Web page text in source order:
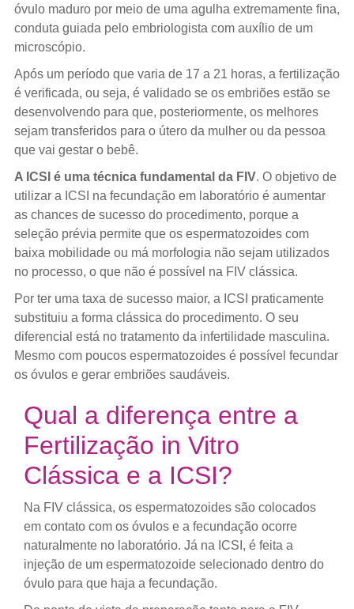
óvulo maduro por meio de uma agulha extremamente fina,
conduta guiada pelo embriologista com auxílio de um
microscópio.
Após um período que varia de 17 a 21 horas, a fertilização
é verificada, ou seja, é validado se os embriões estão se
desenvolvendo para que, posteriormente, os melhores
sejam transferidos para o útero da mulher ou da pessoa
que vai gestar o bebê.
A ICSI é uma técnica fundamental da FIV. O objetivo de
utilizar a ICSI na fecundação em laboratório é aumentar
as chances de sucesso do procedimento, porque a
seleção prévia permite que os espermatozoides com
baixa mobilidade ou má morfologia não sejam utilizados
no processo, o que não é possível na FIV clássica.
Por ter uma taxa de sucesso maior, a ICSI praticamente
substituiu a forma clássica do procedimento. O seu
diferencial está no tratamento da infertilidade masculina.
Mesmo com poucos espermatozoides é possível fecundar
os óvulos e gerar embriões saudáveis.
Qual a diferença entre a
Fertilização in Vitro
Clássica e a ICSI?
Na FIV clássica, os espermatozoides são colocados
em contato com os óvulos e a fecundação ocorre
naturalmente no laboratório. Já na ICSI, é feita a
injeção de um espermatozoide selecionado dentro do
óvulo para que haja a fecundação.